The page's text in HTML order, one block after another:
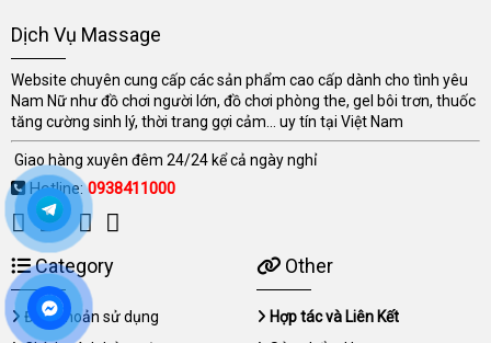
Dịch Vụ Massage
Website chuyên cung cấp các sản phẩm cao cấp dành cho tình yêu
Nam Nữ như đồ chơi người lớn, đồ chơi phòng the, gel bôi trơn, thuốc
tăng cường sinh lý, thời trang gợi cảm... uy tín tại Việt Nam
Giao hàng xuyên đêm 24/24 kể cả ngày nghỉ
Hotline:0938411000
Category
Điều khoản sử dụng
Other
Hợp tác và Liên Kết